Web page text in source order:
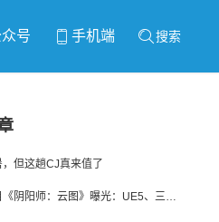
号 手机端 搜索
但这趟CJ真来值了
金韬创业项目《阴阳师：云图》曝光：UE5、三端互通、ARPG